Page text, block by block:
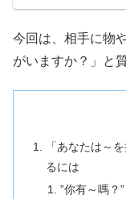
今回は、相手に物
がいますか？」と
「あなたは～
るには
”你有～嗎？